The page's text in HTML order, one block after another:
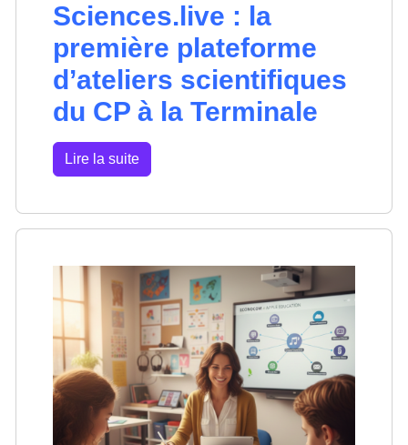
Sciences.live : la
première plateforme
d’ateliers scientifiques
du CP à la Terminale
Lire la suite